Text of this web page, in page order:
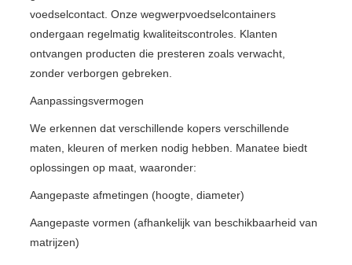
voedselcontact. Onze wegwerpvoedselcontainers
ondergaan regelmatig kwaliteitscontroles. Klanten
ontvangen producten die presteren zoals verwacht,
zonder verborgen gebreken.
Aanpassingsvermogen
We erkennen dat verschillende kopers verschillende
maten, kleuren of merken nodig hebben. Manatee biedt
oplossingen op maat, waaronder:
Aangepaste afmetingen (hoogte, diameter)
Aangepaste vormen (afhankelijk van beschikbaarheid van
matrijzen)